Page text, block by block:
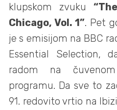
klupskom zvuku
Chicago, Vol. 1”. Pet
je s emisijom na BBC
Essential Selection,
radom na
programu. Da sve to
91. redovito vrtio na